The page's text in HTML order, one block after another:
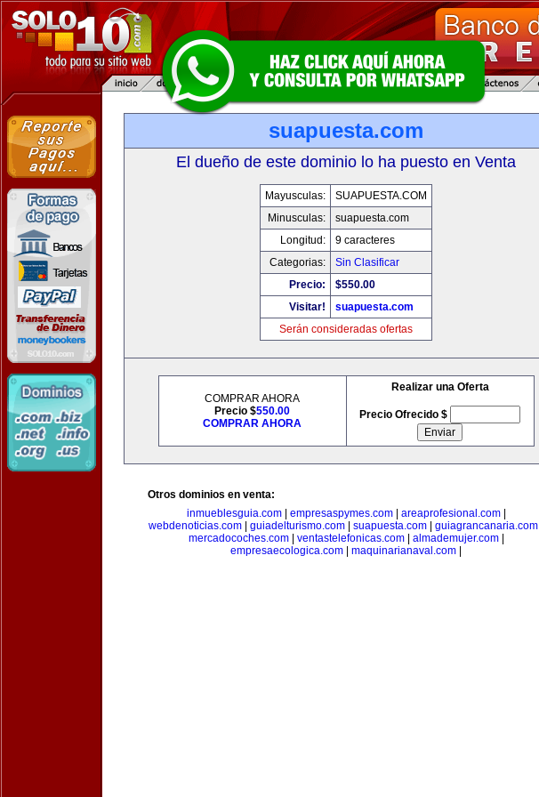
suapuesta.com
El dueño de este dominio lo ha puesto en Venta
Mayusculas:
SUAPUESTA.COM
Minusculas:
suapuesta.com
Longitud:
9 caracteres
Categorias:
Sin Clasificar
Precio:
$550.00
Visitar!
suapuesta.com
Serán consideradas ofertas
COMPRAR AHORA
Precio $550.00
COMPRAR AHORA
Realizar una Oferta
Precio Ofrecido $
Otros dominios en venta:
inmueblesguia.com| empresaspymes.com| areaprofesional.com|
webdenoticias.com
guiadelturismo.com suapuesta.com guiagrancanaria.com
mercadocoches.com| ventastelefonicas.com| almademujer.com|
empresaecologica.com
maquinarianaval.com